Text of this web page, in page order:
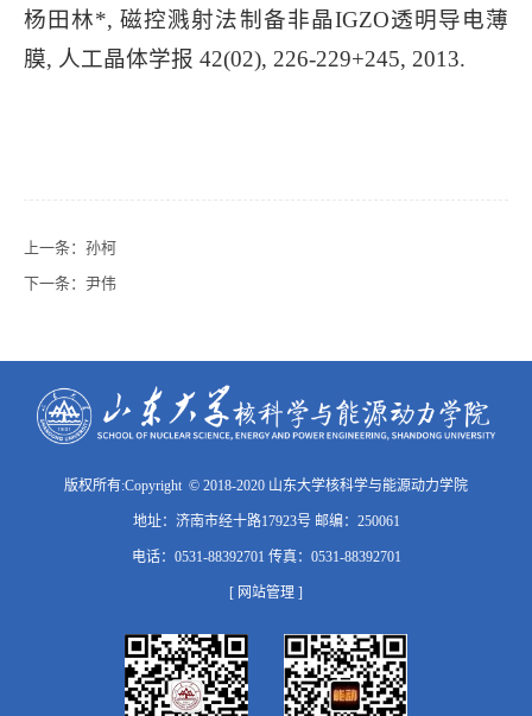
杨田林*, 磁控溅射法制备非晶IGZO透明导电薄
膜, 人工晶体学报 42(02), 226-229+245, 2013.
上一条： 孙柯
下一条： 尹伟
版权所有:Copyright © 2018-2020 山东大学核科学与能源动力学院
地址：济南市经十路17923号 邮编：250061
电话：0531-88392701 传真：0531-88392701
[ 网站管理 ]